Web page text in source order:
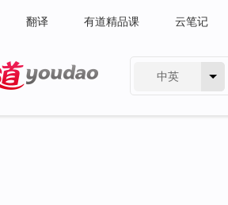
翻译 有道精品课 云笔记
中英